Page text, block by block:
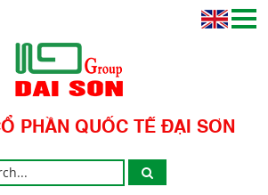
PHẦN QUỐC TẾ ĐẠI SƠN